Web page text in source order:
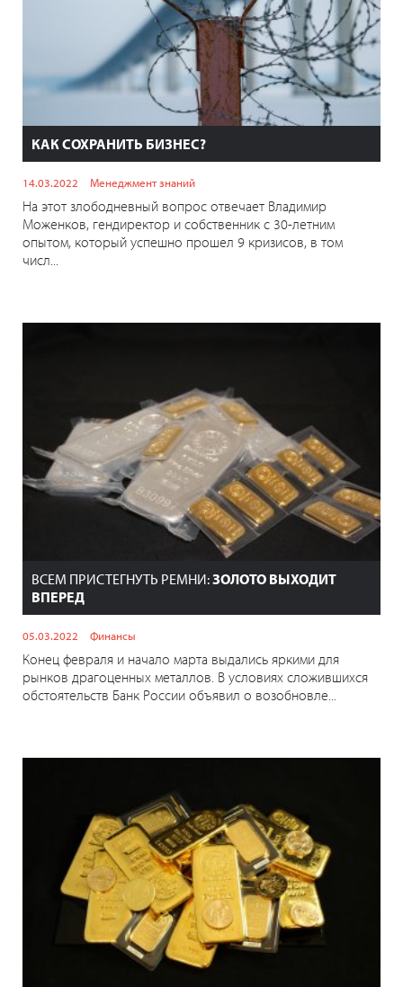
КАК СОХРАНИТЬ БИЗНЕС?
14.03.2022 Менеджмент знаний
На этот злободневный вопрос отвечает Владимир
Моженков, гендиректор и собственник с 30-летним
опытом, который успешно прошел 9 кризисов, в том
числ...
ВСЕМ ПРИСТЕГНУТЬ РЕМНИ:ЗОЛОТО ВЫХОДИТ
ВПЕРЕД
05.03.2022 Финансы
Конец февраля и начало марта выдались яркими для
рынков драгоценных металлов. В условиях сложившихся
обстоятельств Банк России объявил о возобновле...